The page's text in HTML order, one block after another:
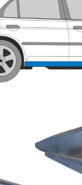
Hyundai
Mazda
Mercedes-Benz